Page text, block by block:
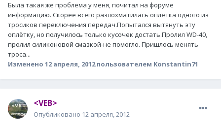
Была такая же проблема у меня, почитал на форуме
информацию. Скорее всего разлохматилась оплётка одного из
тросиков переключения передач.Попытался вытянуть эту
оплётку, но получилось только кусочек достать.Пролил WD-40,
пролил силиконовой смазкой-не помогло. Пришлось менять
троса...
Изменено 12 апреля, 2012пользователем Konstantin71
<VEB>
Опубликовано 12 апреля, 2012